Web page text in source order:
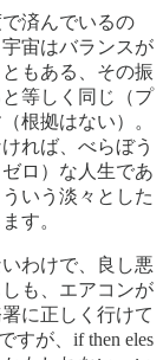
済んでいるの
宙はバランスが
もある、その振
等しく同じ（プ
根拠はない）。
れば、べらぼう
ロ）な人生であ
いう淡々とした
す。
わけで、良し悪
も、エアコンが
に正しく行けて
すが、if then eles